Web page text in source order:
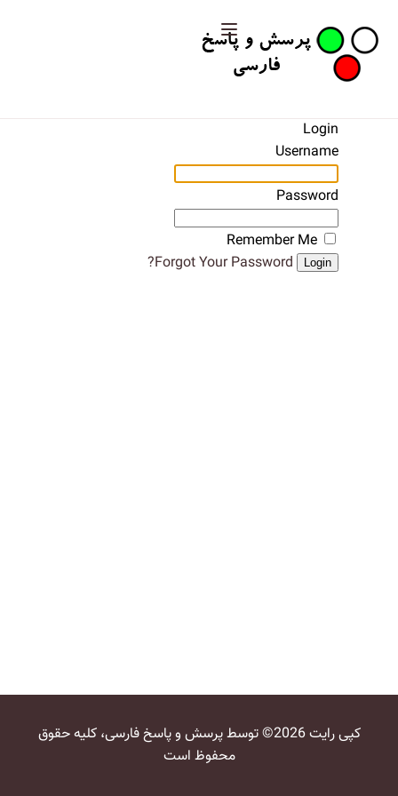
Login
Username
Password
Remember Me
Login
Forgot Your Password?
کپی رایت 2026© توسط پرسش و پاسخ فارسی، کلیه حقوق
محفوظ است